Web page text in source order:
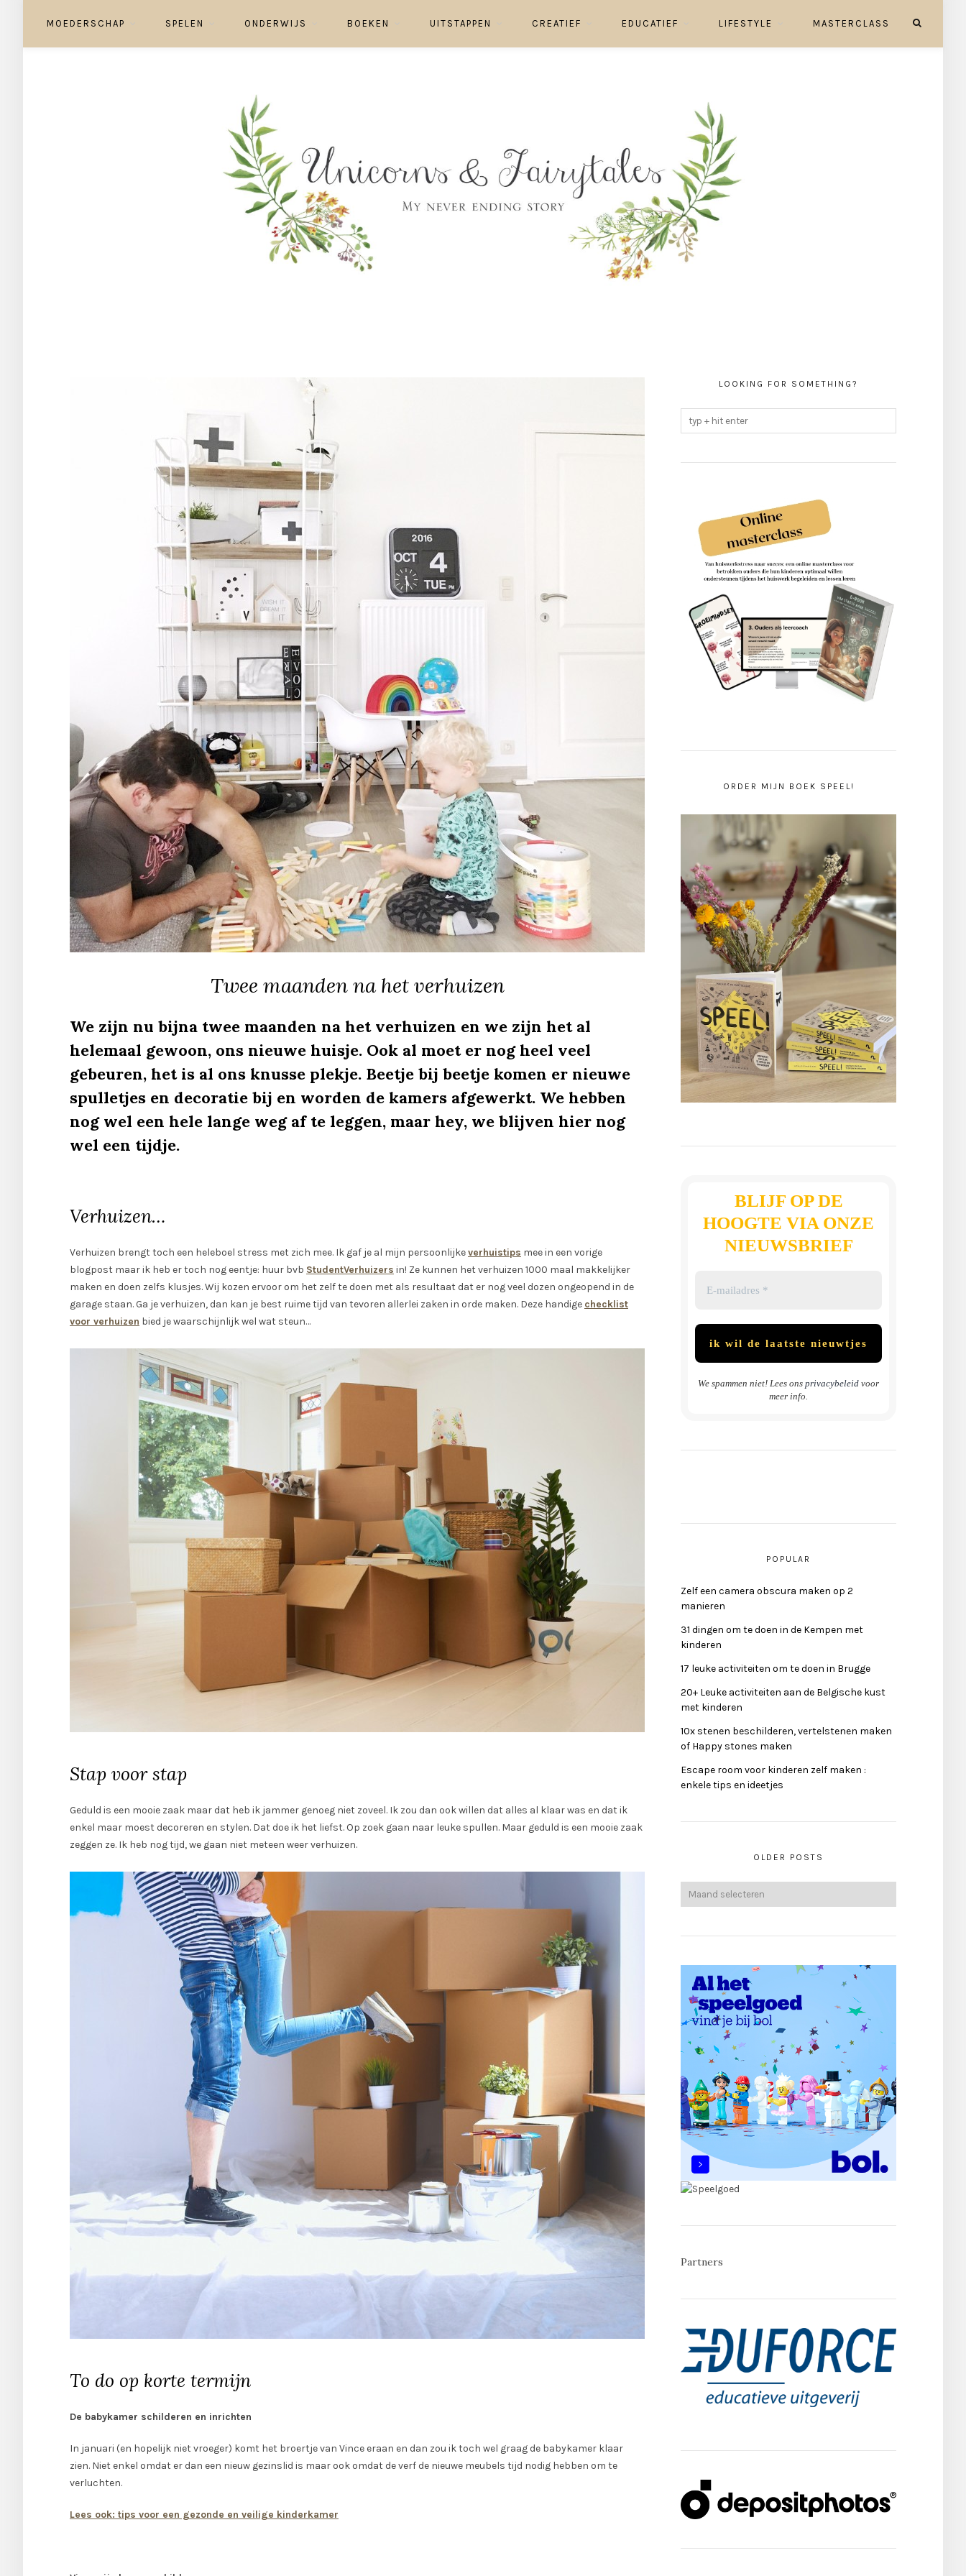
MOEDERSCHAP SPELEN ONDERWIJS BOEKEN UITSTAPPEN CREATIEF EDUCATIEF LIFESTYLE MASTERCLASS
Twee maanden na het verhuizen
We zijn nu bijna twee maanden na het verhuizen en we zijn het al
helemaal gewoon, ons nieuwe huisje. Ook al moet er nog heel veel
gebeuren, het is al ons knusse plekje. Beetje bij beetje komen er nieuwe
spulletjes en decoratie bij en worden de kamers afgewerkt. We hebben
nog wel een hele lange weg af te leggen, maar hey, we blijven hier nog
wel een tijdje.
Verhuizen…
Verhuizen brengt toch een heleboel stress met zich mee. Ik gaf je al mijn persoonlijkeverhuistips mee in een vorige
blogpost maar ik heb er toch nog eentje: huur bvb StudentVerhuizers in! Ze kunnen het verhuizen 1000 maal makkelijker
maken en doen zelfs klusjes. Wij kozen ervoor om het zelf te doen met als resultaat dat er nog veel dozen ongeopend in de
garage staan. Ga je verhuizen, dan kan je best ruime tijd van tevoren allerlei zaken in orde maken. Deze handige checklist
voor verhuizen bied je waarschijnlijk wel wat steun…
Stap voor stap
Geduld is een mooie zaak maar dat heb ik jammer genoeg niet zoveel. Ik zou dan ook willen dat alles al klaar was en dat ik
enkel maar moest decoreren en stylen. Dat doe ik het liefst. Op zoek gaan naar leuke spullen. Maar geduld is een mooie zaak
zeggen ze. Ik heb nog tijd, we gaan niet meteen weer verhuizen.
To do op korte termijn
De babykamer schilderen en inrichten
In januari (en hopelijk niet vroeger) komt het broertje van Vince eraan en dan zou ik toch wel graag de babykamer klaar
zien. Niet enkel omdat er dan een nieuw gezinslid is maar ook omdat de verf de nieuwe meubels tijd nodig hebben om te
verluchten.
Lees ook: tips voor een gezonde en veilige kinderkamer
LOOKING FOR SOMETHING?
ORDER MIJN BOEK SPEEL!
BLIJF OP DE
HOOGTE VIA ONZE
NIEUWSBRIEF
We spammen niet! Lees ons privacybeleid voor
meer info.
POPULAR
Zelf een camera obscura maken op 2
manieren
31 dingen om te doen in de Kempen met
kinderen
17 leuke activiteiten om te doen in Brugge
20+ Leuke activiteiten aan de Belgische kust
met kinderen
10x stenen beschilderen, vertelstenen maken
of Happy stones maken
Escape room voor kinderen zelf maken :
enkele tips en ideetjes
OLDER POSTS
Partners